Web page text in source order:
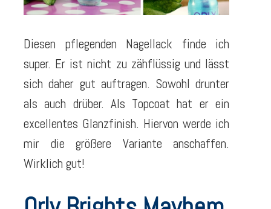
Diesen pflegenden Nagellack finde ich
super. Er ist nicht zu zähflüssig und lässt
sich daher gut auftragen. Sowohl drunter
als auch drüber. Als Topcoat hat er ein
excellentes Glanzfinish. Hiervon werde ich
mir die größere Variante anschaffen.
Wirklich gut!